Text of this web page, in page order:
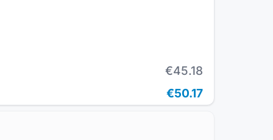
€45.18
€50.17